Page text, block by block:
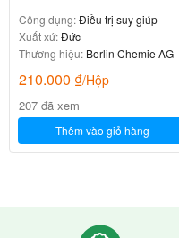
Công dụng:Điều trị suy giúp
Xuất xứ:Đức
Thương hiệu: Berlin Chemie AG
210.000 ₫/Hộp
207 đã xem
Thêm vào giỏ hàng